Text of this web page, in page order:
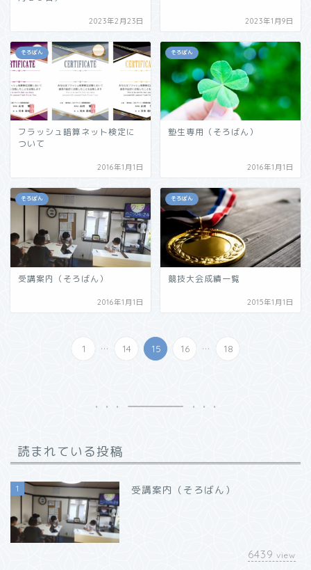
2023年2月23日 2023年1月9日
そろばん
フラッシュ暗算ネット検定に
ついて
2016年1月1日
そろばん
塾生専用（そろばん）
2016年1月1日
そろばん
受講案内（そろばん）
2016年1月1日
そろばん
競技大会成績一覧
2015年1月1日
1 ... 14 15 16 ... 18
読まれている投稿
1 受講案内（そろばん）
6439 view